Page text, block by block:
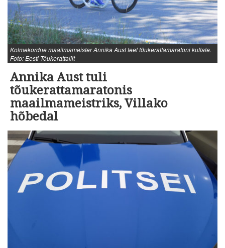
Kolmekordne maailmameister Annika Aust teel tõukerattamaratoni kullale.
Foto: Eesti Tõukerattaliit
Annika Aust tuli
tõukerattamaratonis
maailmameistriks, Villako
hõbedal